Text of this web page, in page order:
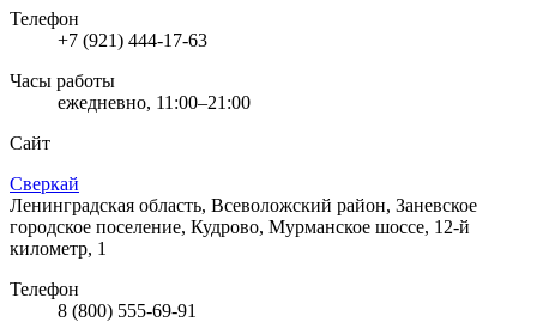
Телефон
+7 (921) 444-17-63
Часы работы
ежедневно, 11:00–21:00
Сайт
Сверкай
Ленинградская область, Всеволожский район, Заневское
городское поселение, Кудрово, Мурманское шоссе, 12-й
километр, 1
Телефон
8 (800) 555-69-91